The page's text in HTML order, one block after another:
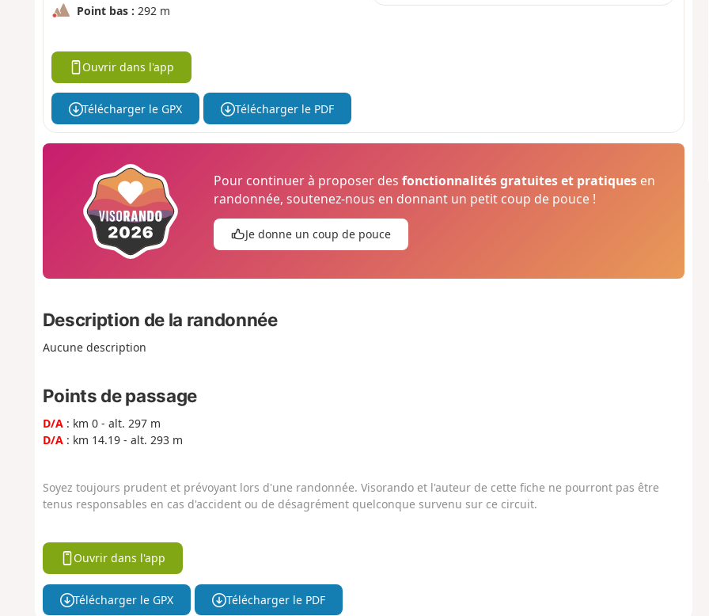
Point bas : 292 m
Ouvrir dans l'app
Télécharger le GPX Télécharger le PDF
Pour continuer à proposer desfonctionnalités gratuites et pratiques en
randonnée, soutenez-nous en donnant un petit coup de pouce !
Je donne un coup de pouce
Description de la randonnée
Aucune description
Points de passage
D/A: km 0 - alt. 297 m
D/A: km 14.19 - alt. 293 m
Soyez toujours prudent et prévoyant lors d'une randonnée. Visorando et l'auteur de cette fiche ne pourront pas être
tenus responsables en cas d'accident ou de désagrément quelconque survenu sur ce circuit.
Ouvrir dans l'app
Télécharger le GPX Télécharger le PDF